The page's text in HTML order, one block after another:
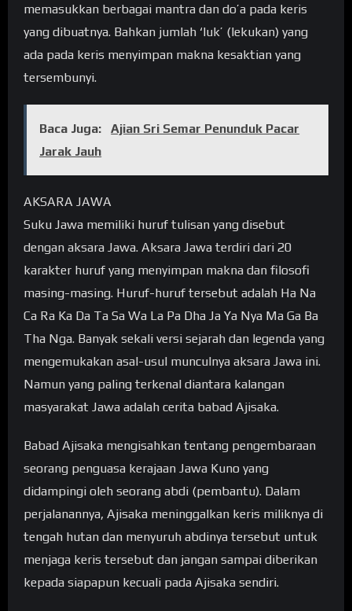
memasukkan berbagai mantra dan do’a pada keris
yang dibuatnya. Bahkan jumlah ‘luk’ (lekukan) yang
ada pada keris menyimpan makna kesaktian yang
tersembunyi.
Baca Juga:
Ajian Sri Semar Penunduk Pacar
Jarak Jauh
AKSARA JAWA
Suku Jawa memiliki huruf tulisan yang disebut
dengan aksara Jawa. Aksara Jawa terdiri dari 20
karakter huruf yang menyimpan makna dan filosofi
masing-masing. Huruf-huruf tersebut adalah Ha Na
Ca Ra Ka Da Ta Sa Wa La Pa Dha Ja Ya Nya Ma Ga Ba
Tha Nga. Banyak sekali versi sejarah dan legenda yang
mengemukakan asal-usul munculnya aksara Jawa ini.
Namun yang paling terkenal diantara kalangan
masyarakat Jawa adalah cerita babad Ajisaka.
Babad Ajisaka mengisahkan tentang pengembaraan
seorang penguasa kerajaan Jawa Kuno yang
didampingi oleh seorang abdi (pembantu). Dalam
perjalanannya, Ajisaka meninggalkan keris miliknya di
tengah hutan dan menyuruh abdinya tersebut untuk
menjaga keris tersebut dan jangan sampai diberikan
kepada siapapun kecuali pada Ajisaka sendiri.